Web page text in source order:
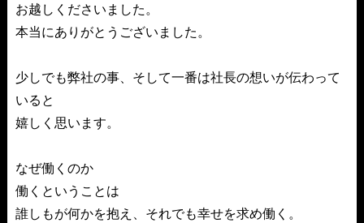
お越しくださいました。
本当にありがとうございました。
少しでも弊社の事、そして一番は社長の想いが伝わって
いると
嬉しく思います。
なぜ働くのか
働くということは
誰しもが何かを抱え、それでも幸せを求め働く。